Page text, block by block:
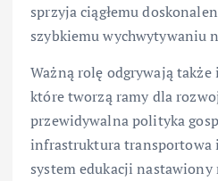
sprzyja ciągłemu
szybkiemu wychwytywaniu
Ważną rolę odgrywają
które tworzą ramy dla
przewidywalna polityka
infrastruktura transportowa
system edukacji nastawiony